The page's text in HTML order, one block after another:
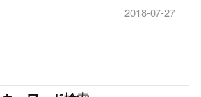
2018-07-27